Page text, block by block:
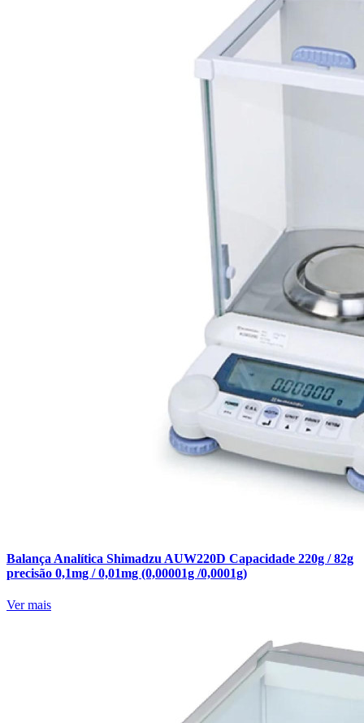
Balança Analítica Shimadzu AUW220D Capacidade 220g / 82g
precisão 0,1mg / 0,01mg (0,00001g /0,0001g)
Ver mais